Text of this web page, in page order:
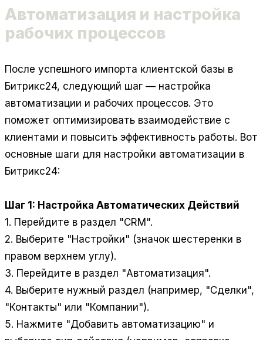
Автоматизация и настройка
рабочих процессов
После успешного импорта клиентской базы в
Битрикс24, следующий шаг — настройка
автоматизации и рабочих процессов. Это
поможет оптимизировать взаимодействие с
клиентами и повысить эффективность работы. Вот
основные шаги для настройки автоматизации в
Битрикс24:
Шаг 1: Настройка Автоматических Действий
1. Перейдите в раздел "CRM".
2. Выберите "Настройки" (значок шестеренки в
правом верхнем углу).
3. Перейдите в раздел "Автоматизация".
4. Выберите нужный раздел (например, "Сделки",
"Контакты" или "Компании").
5. Нажмите "Добавить автоматизацию" и